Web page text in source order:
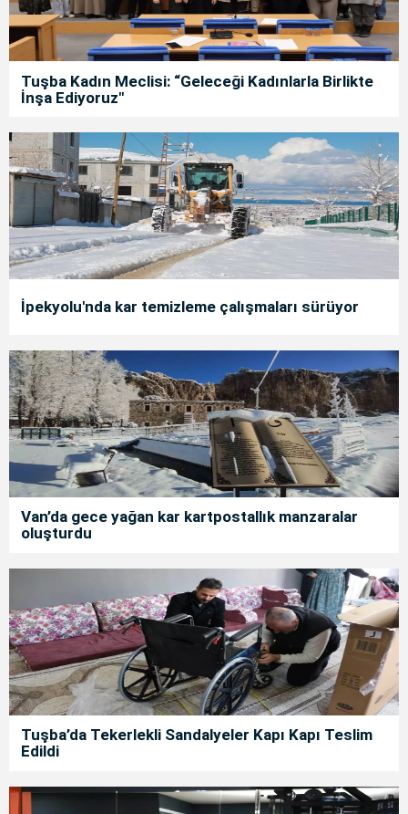
Tuşba Kadın Meclisi: “Geleceği Kadınlarla Birlikte
İnşa Ediyoruz"
İpekyolu'nda kar temizleme çalışmaları sürüyor
Van’da gece yağan kar kartpostallık manzaralar
oluşturdu
Tuşba’da Tekerlekli Sandalyeler Kapı Kapı Teslim
Edildi